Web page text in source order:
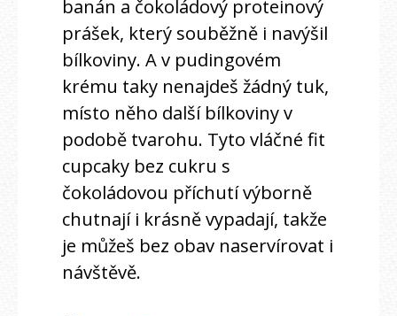
banán a čokoládový proteinový
prášek, který souběžně i navýšil
bílkoviny. A v pudingovém
krému taky nenajdeš žádný tuk,
místo něho další bílkoviny v
podobě tvarohu. Tyto vláčné fit
cupcaky bez cukru s
čokoládovou příchutí výborně
chutnají i krásně vypadají, takže
je můžeš bez obav naservírovat i
návštěvě.